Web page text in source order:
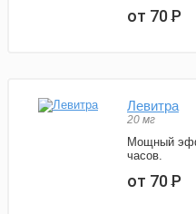
от 70Р
Левитра
20 мг
Мощный
часов.
от 70Р